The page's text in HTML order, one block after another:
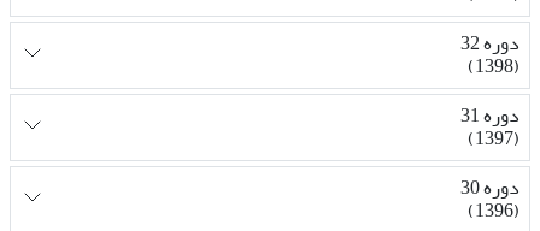
دوره 32
(1398)
دوره 31
(1397)
دوره 30
(1396)